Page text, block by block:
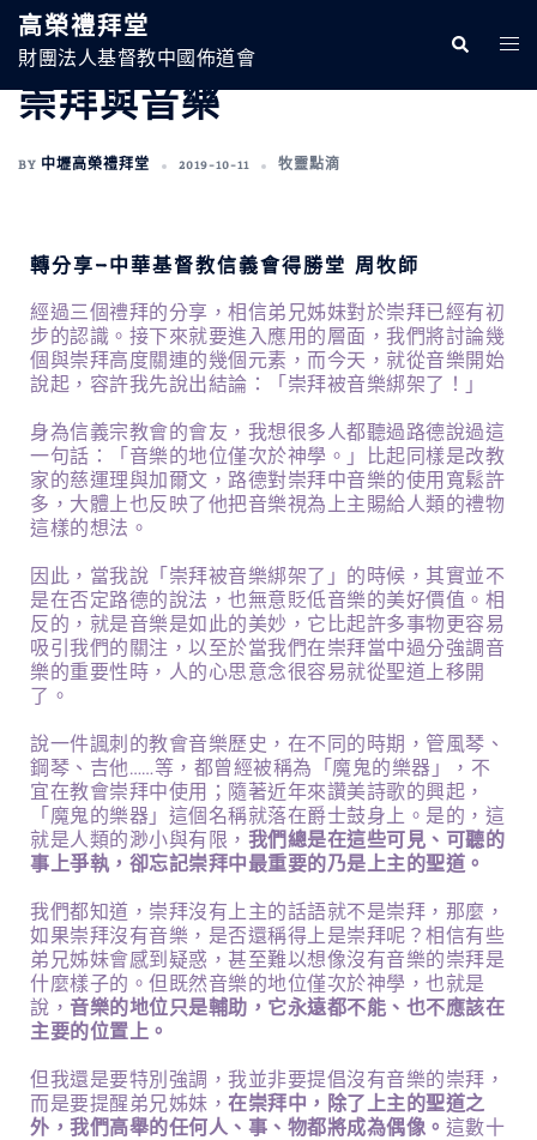
高榮禮拜堂
財團法人基督教中國佈道會
崇拜與音樂
BY 中壢高榮禮拜堂 2019-10-11 牧靈點滴
轉分享-中華基督教信義會得勝堂 周牧師
經過三個禮拜的分享，相信弟兄姊妹對於崇拜已經有初
步的認識。接下來就要進入應用的層面，我們將討論幾
個與崇拜高度關連的幾個元素，而今天，就從音樂開始
說起，容許我先說出結論：「崇拜被音樂綁架了！」
身為信義宗教會的會友，我想很多人都聽過路德說過這
一句話：「音樂的地位僅次於神學。」比起同樣是改教
家的慈運理與加爾文，路德對崇拜中音樂的使用寬鬆許
多，大體上也反映了他把音樂視為上主賜給人類的禮物
這樣的想法。
因此，當我說「崇拜被音樂綁架了」的時候，其實並不
是在否定路德的說法，也無意貶低音樂的美好價值。相
反的，就是音樂是如此的美妙，它比起許多事物更容易
吸引我們的關注，以至於當我們在崇拜當中過分強調音
樂的重要性時，人的心思意念很容易就從聖道上移開
了。
說一件諷刺的教會音樂歷史，在不同的時期，管風琴、
鋼琴、吉他……等，都曾經被稱為「魔鬼的樂器」，不
宜在教會崇拜中使用；隨著近年來讚美詩歌的興起，
「魔鬼的樂器」這個名稱就落在爵士鼓身上。是的，這
就是人類的渺小與有限， 我們總是在這些可見、可聽的
事上爭執，卻忘記崇拜中最重要的乃是上主的聖道。
我們都知道，崇拜沒有上主的話語就不是崇拜，那麼，
如果崇拜沒有音樂，是否還稱得上是崇拜呢？相信有些
弟兄姊妹會感到疑惑，甚至難以想像沒有音樂的崇拜是
什麼樣子的。但既然音樂的地位僅次於神學，也就是
說， 音樂的地位只是輔助，它永遠都不能、也不應該在
主要的位置上。
但我還是要特別強調，我並非要提倡沒有音樂的崇拜，
而是要提醒弟兄姊妹， 在崇拜中，除了上主的聖道之
外，我們高舉的任何人、事、物都將成為偶像。 這數十